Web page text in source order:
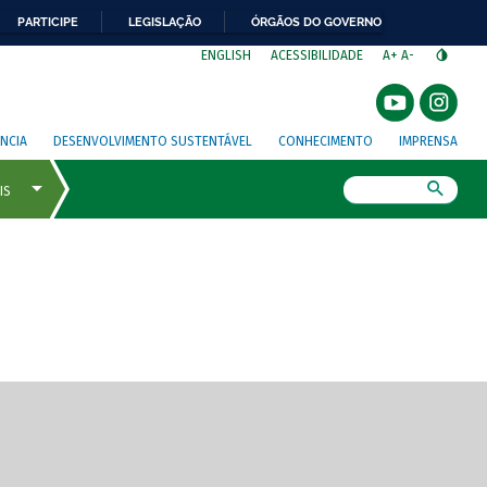
PARTICIPE LEGISLAÇÃO ÓRGÃOS DO GOVERNO
ENGLISH ACESSIBILIDADE A+ A-
DESENVOLVIMENTO SUSTENTÁVEL CONHECIMENTO IMPRENSA
de tela